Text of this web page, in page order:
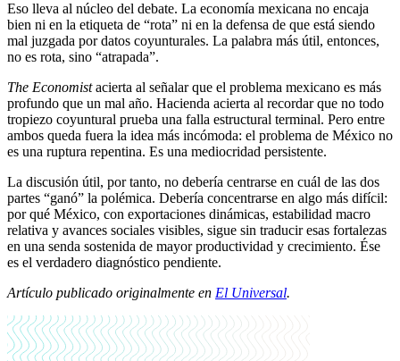
Eso lleva al núcleo del debate. La economía mexicana no encaja
bien ni en la etiqueta de “rota” ni en la defensa de que está siendo
mal juzgada por datos coyunturales. La palabra más útil, entonces,
no es rota, sino “atrapada”.
The Economistacierta al señalar que el problema mexicano es más
profundo que un mal año. Hacienda acierta al recordar que no todo
tropiezo coyuntural prueba una falla estructural terminal. Pero entre
ambos queda fuera la idea más incómoda: el problema de México no
es una ruptura repentina. Es una mediocridad persistente.
La discusión útil, por tanto, no debería centrarse en cuál de las dos
partes “ganó” la polémica. Debería concentrarse en algo más difícil:
por qué México, con exportaciones dinámicas, estabilidad macro
relativa y avances sociales visibles, sigue sin traducir esas fortalezas
en una senda sostenida de mayor productividad y crecimiento. Ése
es el verdadero diagnóstico pendiente.
Artículo publicado originalmente en El Universal.